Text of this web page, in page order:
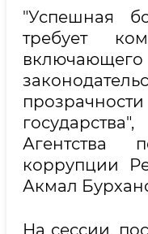
"Успешная
требует
Агентства
коррупции
Акмал
На сессии,